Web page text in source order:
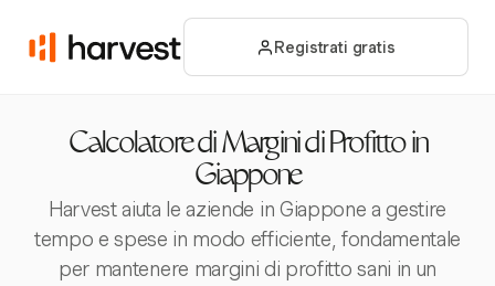
Registrati gratis
Calcolatore di Margini di Profitto in
Giappone
Harvest aiuta le aziende in Giappone a gestire
tempo e spese in modo efficiente, fondamentale
per mantenere margini di profitto sani in un